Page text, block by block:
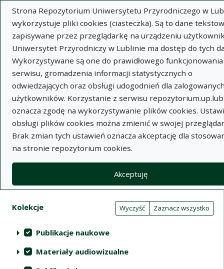
Strona Repozytorium Uniwersytetu Przyrodniczego w
wykorzystuje pliki cookies (ciasteczka). Są to dane
zapisywane przez przeglądarkę na urządzeniu
Uniwersytet Przyrodniczy w Lublinie ma dostęp do tych
Wykorzystywane są one do prawidłowego funkcjonowania
serwisu, gromadzenia informacji statystycznych o
odwiedzających oraz obsługi udogodnień dla
użytkowników. Korzystanie z serwisu
oznacza zgodę na wykorzystywanie plików cookies.
obsługi plików cookies można zmienić w swojej
Brak zmian tych ustawień oznacza akceptację dla
na stronie repozytorium cookies.
Akceptuję
Wyszukaj
Repozytorium Uniwersytetu
Przyrodniczego w Lublinie
Tabela wyników wyszukiwania
Filtry wyszukiwania (automatyczne
Akcje na kolekcjach Wyczyść Zaznacz wszystko
Kolekcje (automatyczne przeładowanie treści)
Publikacje naukowe
Materiały audiowizualne